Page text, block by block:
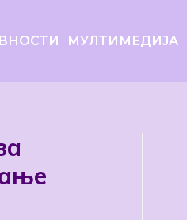
МУЛТИМЕДИЈА